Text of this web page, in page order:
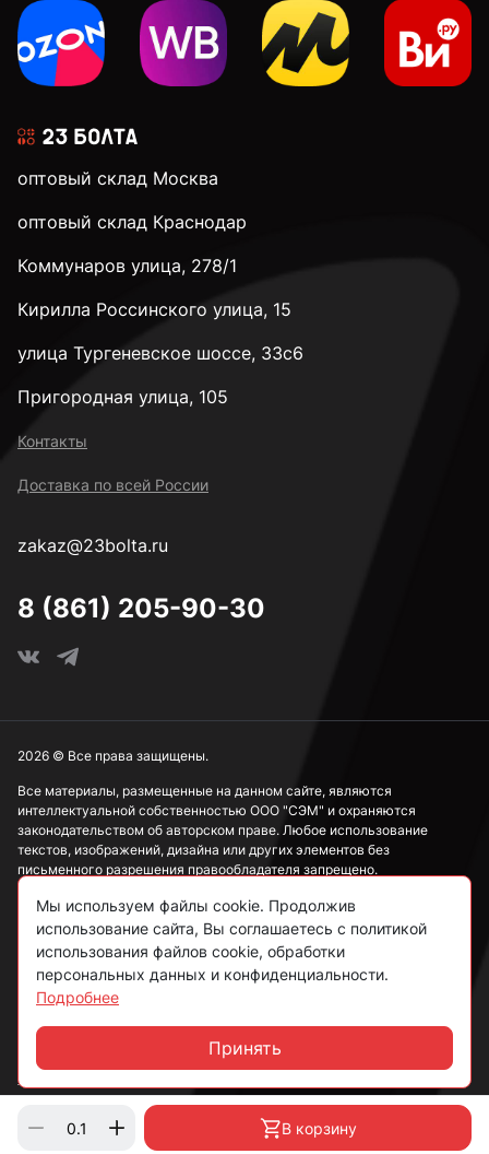
В корзину
оптовый склад Москва
оптовый склад Краснодар
Коммунаров улица, 278/1
Кирилла Россинского улица, 15
улица Тургеневское шоссе, 33с6
Пригородная улица, 105
Контакты
Доставка по всей России
zakaz@23bolta.ru
8 (861) 205-90-30
Все материалы, размещенные на данном сайте, являются
интеллектуальной собственностью ООО "СЭМ" и охраняются
законодательством об авторском праве. Любое использование
текстов, изображений, дизайна или других элементов без
письменного разрешения правообладателя запрещено.
Информация, представленная на сайте, носит исключительно
ознакомительный характер и не может рассматриваться как
публичная оферта в соответствии со ст. 437 ГК РФ.
Политика конфиденциальности
Согласие на обработку данных
Пользовательское соглашение
2026 © Все права защищены.
Мы используем файлы cookie. Продолжив
использование сайта, Вы соглашаетесь с политикой
использования файлов cookie, обработки
персональных данных и конфиденциальности.
Подробнее
Принять
Чат